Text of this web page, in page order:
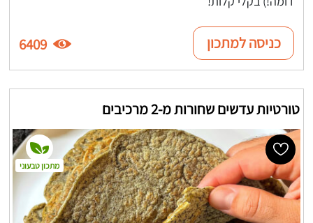
כניסה למתכון 6409
טורטיות עדשים שחורות מ-2 מרכיבים
מתכון טבעוני